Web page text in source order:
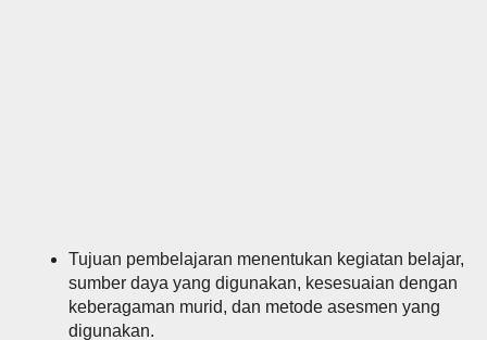
Tujuan pembelajaran menentukan kegiatan belajar,
sumber daya yang digunakan, kesesuaian dengan
keberagaman murid, dan metode asesmen yang
digunakan.